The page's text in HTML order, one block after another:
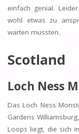
einfach genial.
wohl etwas zu
warten mussten.
Scotland
Loch Ness
Das Loch Ness
Gardens
Loops liegt, die sich